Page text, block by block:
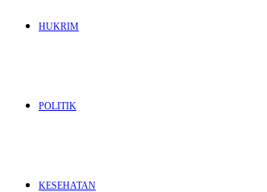
HUKRIM
POLITIK
KESEHATAN